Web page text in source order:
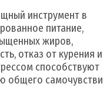
инструмент в
питание,
жиров,
отказ от курения и
способствуют
общего